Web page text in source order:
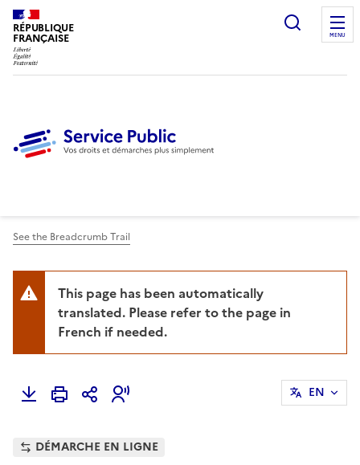
RÉPUBLIQUE
FRANÇAISE
Ouvrir
MENU
See the Breadcrumb Trail
This page has been automatically
translated. Please refer to the page in
French if needed.
EN
DÉMARCHE EN LIGNE